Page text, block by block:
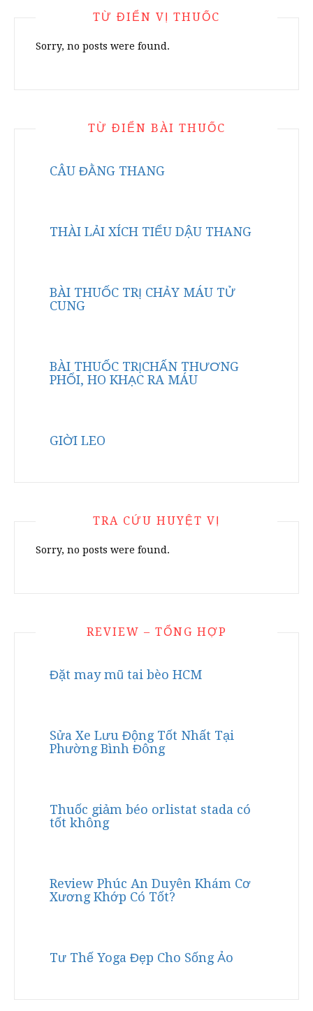
TỪ ĐIỂN VỊ THUỐC
Sorry, no posts were found.
TỪ ĐIỂN BÀI THUỐC
CÂU ĐẰNG THANG
THÀI LẢI XÍCH TIỂU DẬU THANG
BÀI THUỐC TRỊ CHẢY MÁU TỬ
CUNG
BÀI THUỐC TRỊCHẤN THƯƠNG
PHỔI, HO KHẠC RA MÁU
GIỜI LEO
TRA CỨU HUYỆT VỊ
Sorry, no posts were found.
REVIEW – TỔNG HỢP
Đặt may mũ tai bèo HCM
Sửa Xe Lưu Động Tốt Nhất Tại
Phường Bình Đông
Thuốc giảm béo orlistat stada có
tốt không
Review Phúc An Duyên Khám Cơ
Xương Khớp Có Tốt?
Tư Thế Yoga Đẹp Cho Sống Ảo